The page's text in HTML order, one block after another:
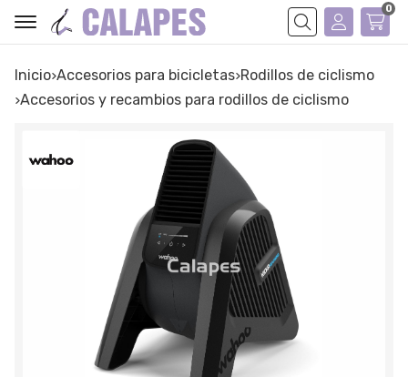
Buscar
0
Inicio accesorios para bicicletas
rodillos de ciclismo
accesorios y recambios para rodillos de ciclismo